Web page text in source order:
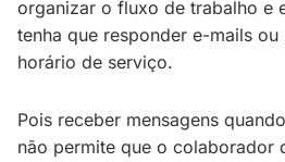
organizar o fluxo de trabalho e
tenha que responder e-mails
horário de serviço.
Pois receber mensagens
não permite que o colaborador